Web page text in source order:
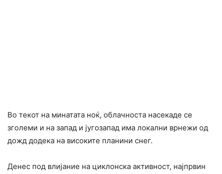
Во текот на минатата ноќ, облачноста насекаде се
зголеми и на запад и југозапад има локални врнежи од
дожд додека на високите планини снег.
Денес под влијание на циклонска активност, најпрвин